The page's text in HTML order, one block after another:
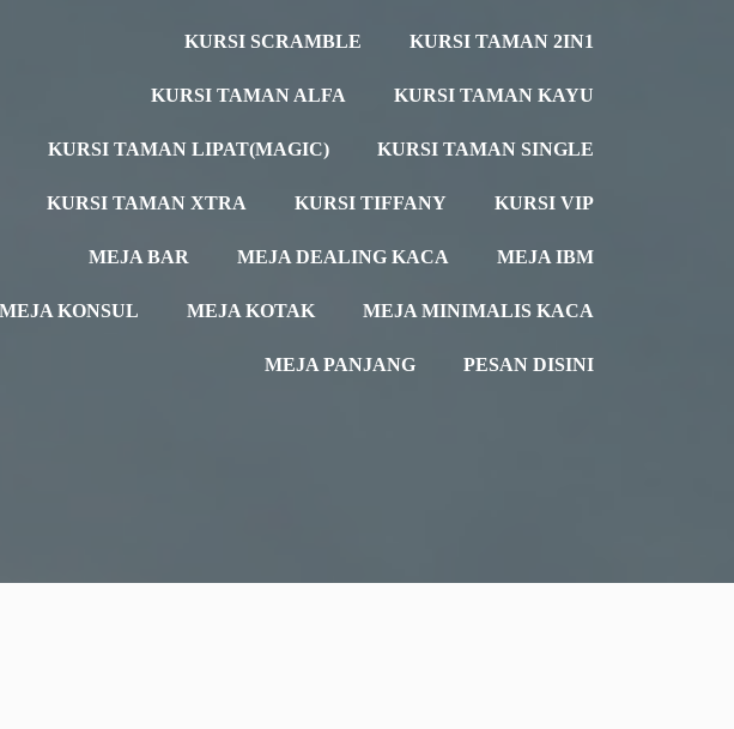
KURSI SCRAMBLE KURSI TAMAN 2IN1
KURSI TAMAN ALFA KURSI TAMAN KAYU
KURSI TAMAN LIPAT(MAGIC) KURSI TAMAN SINGLE
KURSI TAMAN XTRA KURSI TIFFANY KURSI VIP
MEJA BAR MEJA DEALING KACA MEJA IBM
MEJA KONSUL MEJA KOTAK MEJA MINIMALIS KACA
MEJA PANJANG PESAN DISINI